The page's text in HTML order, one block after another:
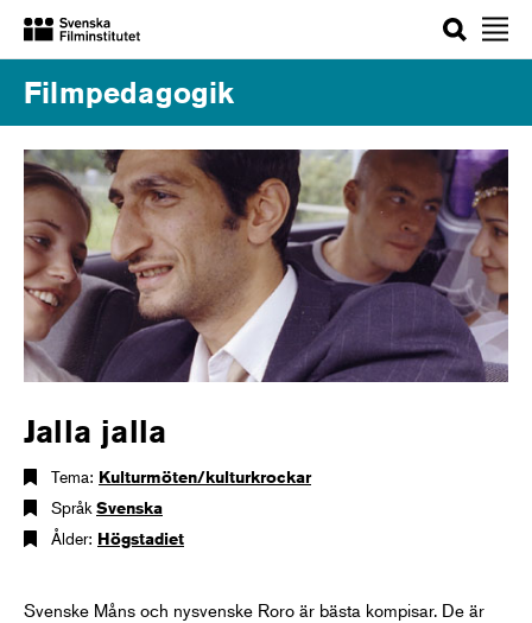
Sök
Filmpedagogik
Jalla jalla
Tema: Kulturmöten/kulturkrockar
Språk Svenska
Ålder: Högstadiet
Svenske Måns och nysvenske Roro är bästa kompisar. De är